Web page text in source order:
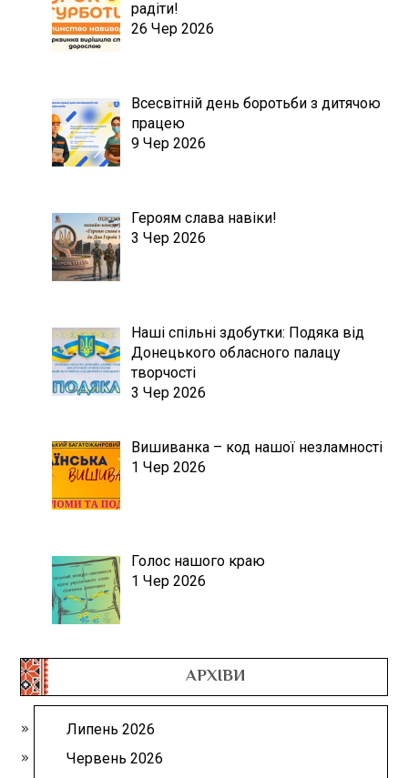
радіти!
26 Чер 2026
Всесвітній день боротьби з дитячою
працею
9 Чер 2026
Героям слава навіки!
3 Чер 2026
Наші спільні здобутки: Подяка від
Донецького обласного палацу
творчості
3 Чер 2026
Вишиванка – код нашої незламності
1 Чер 2026
Голос нашого краю
1 Чер 2026
АРХІВИ
Липень 2026
Червень 2026